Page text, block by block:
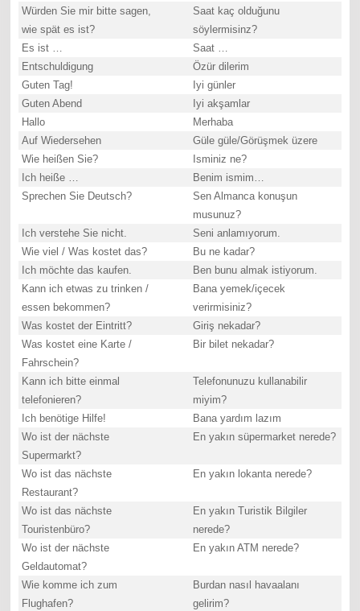
Würden Sie mir bitte sagen,
wie spät es ist?
Saat kaç olduğunu
söylermisinz?
Es ist …
Saat …
Entschuldigung
Özür dilerim
Guten Tag!
Iyi günler
Guten Abend
Iyi akşamlar
Hallo
Merhaba
Auf Wiedersehen
Güle güle/Görüşmek üzere
Wie heißen Sie?
Isminiz ne?
Ich heiße …
Benim ismim…
Sprechen Sie Deutsch?
Sen Almanca konuşun
musunuz?
Ich verstehe Sie nicht.
Seni anlamıyorum.
Wie viel / Was kostet das?
Bu ne kadar?
Ich möchte das kaufen.
Ben bunu almak istiyorum.
Kann ich etwas zu trinken /
essen bekommen?
Bana yemek/içecek
verirmisiniz?
Was kostet der Eintritt?
Giriş nekadar?
Was kostet eine Karte /
Fahrschein?
Bir bilet nekadar?
Kann ich bitte einmal
telefonieren?
Telefonunuzu kullanabilir
miyim?
Ich benötige Hilfe!
Bana yardım lazım
Wo ist der nächste
Supermarkt?
En yakın süpermarket nerede?
Wo ist das nächste
Restaurant?
En yakın lokanta nerede?
Wo ist das nächste
Touristenbüro?
En yakın Turistik Bilgiler
nerede?
Wo ist der nächste
Geldautomat?
En yakın ATM nerede?
Wie komme ich zum
Flughafen?
Burdan nasıl havaalanı
gelirim?